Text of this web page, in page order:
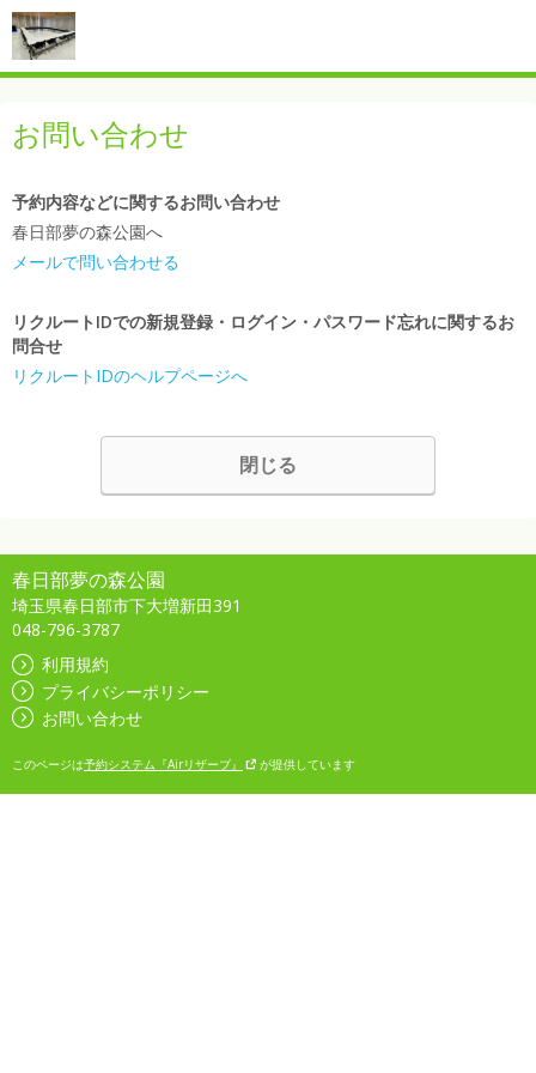
お問い合わせ
予約内容などに関するお問い合わせ
春日部夢の森公園へ
メールで問い合わせる
リクルートIDでの新規登録・ログイン・パスワード忘れに関するお
問合せ
リクルートIDのヘルプページへ
閉じる
春日部夢の森公園
埼玉県春日部市下大増新田391
048-796-3787
利用規約
プライバシーポリシー
お問い合わせ
このページは予約システム『Airリザーブ』 が提供しています